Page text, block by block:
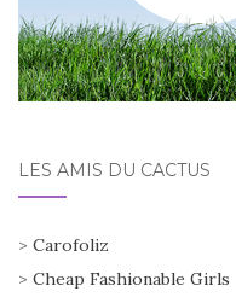
LES AMIS DU CACTUS
> Carofoliz
> Cheap Fashionable Girls